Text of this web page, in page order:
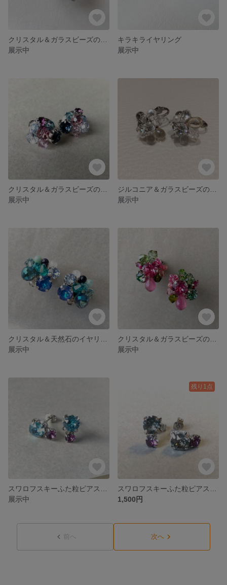
展示中
キラキライヤリング
展示中
展示中
展示中
展示中
展示中
展示中
残り1点
1,500円
前へ 次へ